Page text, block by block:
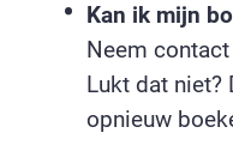
Kan ik mijn
Neem
Lukt dat niet?
opnieuw